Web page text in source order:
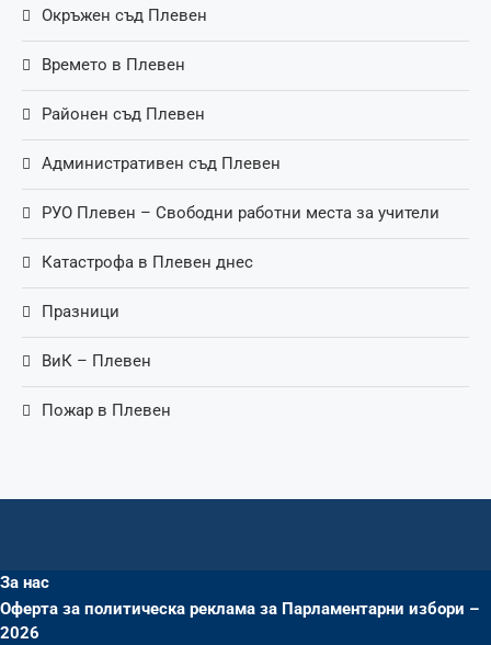
Окръжен съд Плевен
Времето в Плевен
Районен съд Плевен
Административен съд Плевен
РУО Плевен – Свободни работни места за учители
Катастрофа в Плевен днес
Празници
ВиК – Плевен
Пожар в Плевен
За нас
Оферта за политическа реклама за Парламентарни избори –
2026